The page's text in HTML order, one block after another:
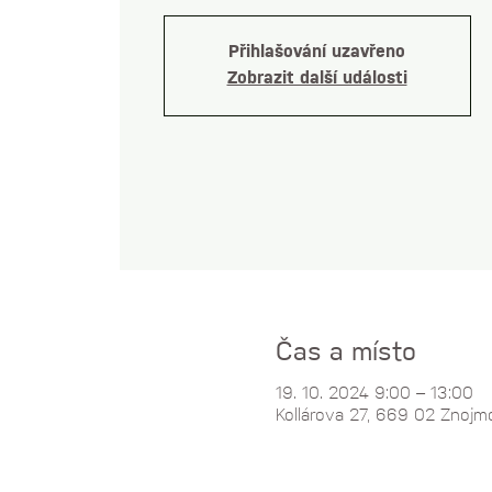
Přihlašování uzavřeno
Zobrazit další události
Čas a místo
19. 10. 2024 9:00 – 13:00
Kollárova 27, 669 02